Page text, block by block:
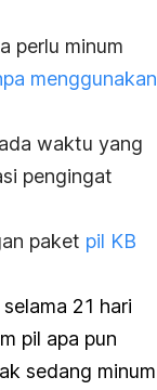
perlu minum
menggunakan
waktu yang
pengingat
paket pil KB
21 hari
pil apa pun
sedang minum